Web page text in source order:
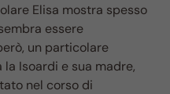
Elisa mostra spesso
essere
un particolare
la Isoardi e sua madre,
nel corso di